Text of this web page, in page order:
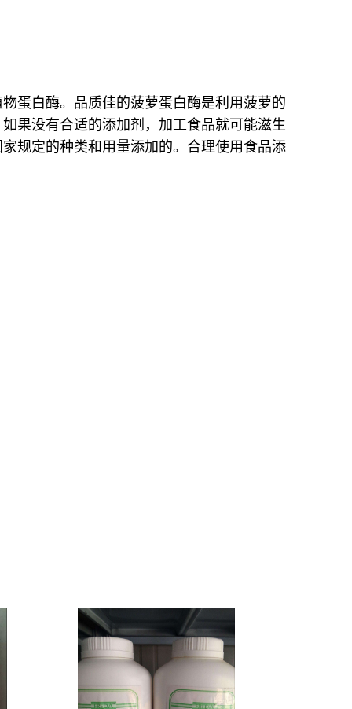
蛋白酶。品质佳的菠萝蛋白酶是利用菠萝的
果没有合适的添加剂，加工食品就可能滋生
规定的种类和用量添加的。合理使用食品添